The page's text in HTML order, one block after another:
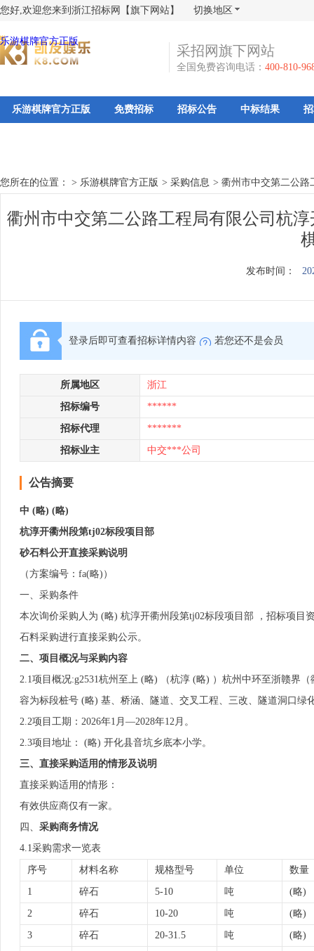
您好,欢迎您来到浙江招标网【旗下网站】 切换地区
乐游棋牌官方正版
采招网旗下网站
全国免费咨询电话： 400-810-
乐游棋牌官方正版 免费招标 招标公告 中标结果
您所在的位置： > 乐游棋牌官方正版 > 采购信息 > 衢州市中交第二公路
衢州市中交第二公路工程局有限公司杭
发布时间：
登录后即可查看招标详情内容 若您还不是会员
所属地区 浙江
招标编号 ******
招标代理 *******
招标业主 中交***公司
公告摘要
中 (略) (略)
杭淳开衢州段第tj02标段项目部
砂石料公开直接采购说明
（方案编号：fa(略)）
一、采购条件
本次询价采购人为 (略) 杭淳开衢州段第tj02标段项目部 ，招标项目
石料采购进行直接采购公示。
二、项目概况与采购内容
2.1项目概况:g2531杭州至上 (略) （杭淳 (略) ）杭州中环至浙赣界
容为标段桩号 (略) 基、桥涵、隧道、交叉工程、三改、隧道洞口绿
2.2项目工期：2026年1月—2028年12月。
2.3项目地址： (略) 开化县音坑乡底本小学。
三、直接采购适用的情形及说明
直接采购适用的情形：
有效供应商仅有一家。
四、 采购商务情况
4.1采购需求一览表
序号 材料名称 规格型号 单位 数量
1 碎石 5-10 吨 (略)
2 碎石 10-20 吨 (略)
3 碎石 20-31.5 吨 (略)